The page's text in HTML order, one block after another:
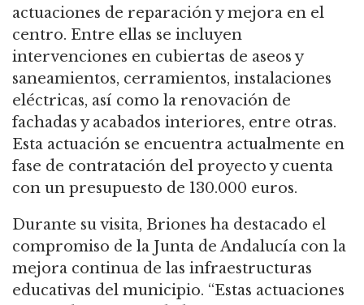
actuaciones de reparación y mejora en el
centro. Entre ellas se incluyen
intervenciones en cubiertas de aseos y
saneamientos, cerramientos, instalaciones
eléctricas, así como la renovación de
fachadas y acabados interiores, entre otras.
Esta actuación se encuentra actualmente en
fase de contratación del proyecto y cuenta
con un presupuesto de 130.000 euros.
Durante su visita, Briones ha destacado el
compromiso de la Junta de Andalucía con la
mejora continua de las infraestructuras
educativas del municipio. “Estas actuaciones